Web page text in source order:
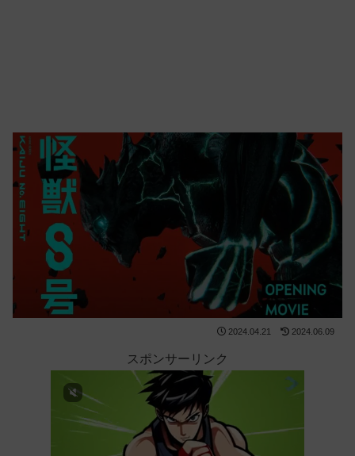
2024.04.21 2024.06.09
スポンサーリンク